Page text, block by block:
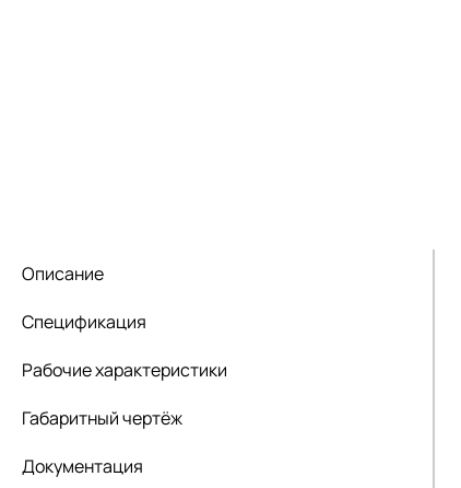
Описание
Спецификация
Рабочие характеристики
Габаритный чертёж
Документация